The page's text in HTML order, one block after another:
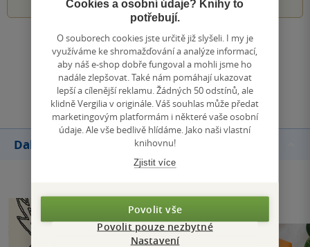
Zobrazit všechna hodnocení
Přidat hodnocení
Další knihy autora
Cookies a osobní údaje? Knihy to
potřebují.
O souborech cookies jste určitě již slyšeli. I my je
využíváme ke shromažďování a analýze informací,
aby náš e-shop dobře fungoval a mohli jsme ho
nadále zlepšovat. Také nám pomáhají ukazovat
lepší a cílenější reklamu. Žádných 50 odstínů, ale
klidně Vergilia v originále. Váš souhlas může předat
marketingovým platformám i některé vaše osobní
údaje. Ale vše bedlivě hlídáme. Jako naši vlastní
knihovnu!
Zjistit více
Povolit vše
Povolit pouze nezbytné
Nastavení